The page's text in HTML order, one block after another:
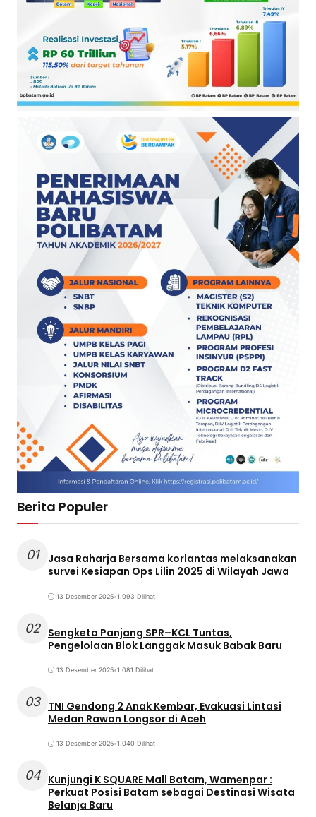
Berita Populer
01
Jasa Raharja Bersama korlantas melaksanakan
survei Kesiapan Ops Lilin 2025 di Wilayah Jawa
13 Desember 2025•1.093 Dilihat
02 Sengketa Panjang SPR–KCL Tuntas,
Pengelolaan Blok Langgak Masuk Babak Baru
13 Desember 2025•1.081 Dilihat
03 TNI Gendong 2 Anak Kembar, Evakuasi Lintasi
Medan Rawan Longsor di Aceh
13 Desember 2025•1.040 Dilihat
04 Kunjungi K SQUARE Mall Batam, Wamenpar :
Perkuat Posisi Batam sebagai Destinasi Wisata
Belanja Baru